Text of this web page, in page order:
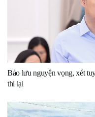
Bảo lưu nguyện vọng, xét
thi lại